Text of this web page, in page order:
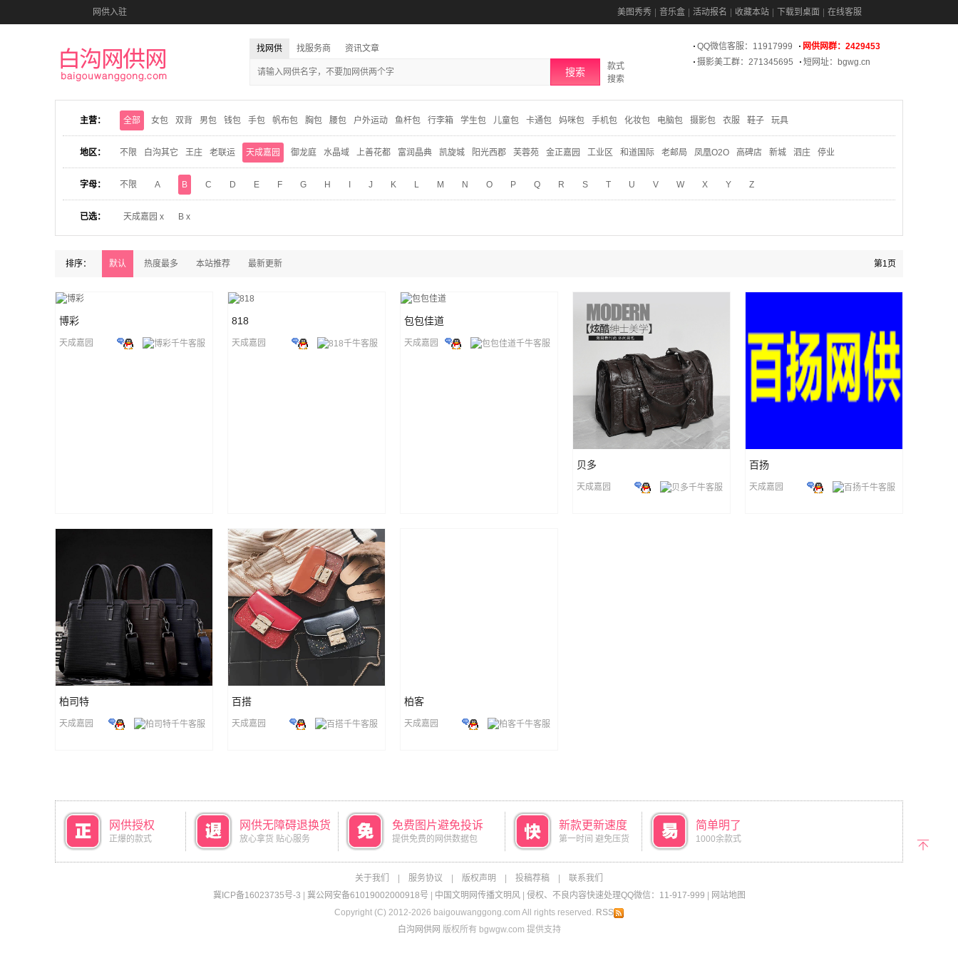
网供入驻 美图秀秀 音乐盒 活动报名 收藏本站 下载到桌面 在线客服
找网供 找服务商 资讯文章
搜索
款式
搜索
QQ微信客服：11917999
网供网群：2429453
摄影美工群：271345695
短网址：bgwg.cn
主营： 全部 女包 双背 男包 钱包 手包 帆布包 胸包 腰包 户外运动 鱼杆包 行李箱 学生包 儿童包 卡通包 妈咪包 手机包 化妆包 电脑包 摄影包 衣服 鞋子 玩具
地区： 不限 白沟其它 王庄 老联运 天成嘉园 御龙庭 水晶域 上善花都 富润晶典 凯旋城 阳光西郡 芙蓉苑 金正嘉园 工业区 和道国际 老邮局 凤凰O2O 高碑店 新城 泗庄 停业
字母： 不限 A B C D E F G H J K L M N O P Q R S T U V W X Y Z
已选： 天成嘉园 x B x
排序： 默认 热度最多 本站推荐 最新更新 第1页
博彩
天成嘉园
818
天成嘉园
包包佳道
天成嘉园
贝多
天成嘉园
百扬
天成嘉园
柏司特
天成嘉园
百搭
天成嘉园
柏客
天成嘉园
网供授权
正爆的款式
网供无障碍退换货
放心拿货 贴心服务
免费图片避免投诉
提供免费的网供数据包
新款更新速度
第一时间 避免压货
简单明了
1000余款式
关于我们 服务协议 版权声明 投稿荐稿
联系我们
冀ICP备16023735号-3
冀公网安备61019002000918号 中国文明网传播文明风| 侵权、不良内容快速处理QQ微信：11-917-999
网站地图
Copyright (C) 2012-2026 baigouwanggong.com All rights reserved. RSS
白沟网供网 版权所有 bgwgw.com 提供支持